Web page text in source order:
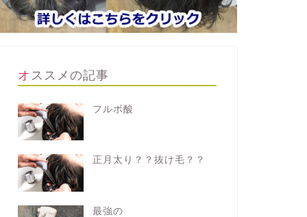
オススメの記事
フルボ酸
正月太り？？抜け毛？？
最強の